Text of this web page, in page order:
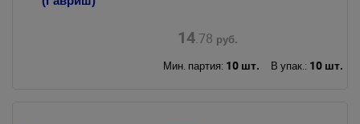
14.78 руб.
Мин. партия: 10 шт. В упак.: 10 шт.